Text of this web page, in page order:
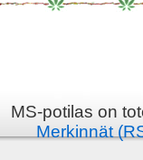
MS-potilas on
Merkinnät